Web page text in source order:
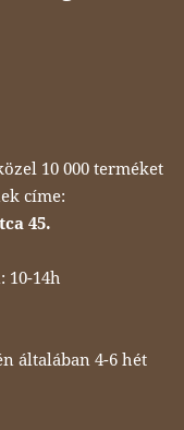
10 000 terméket
címe:
45.
10-14h
általában 4-6 hét